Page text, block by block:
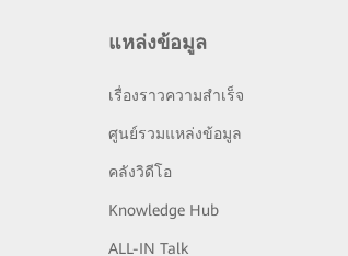
แหล่งข้อมูล
เรื่องราวความสำเร็จ
ศูนย์รวมแหล่งข้อมูล
คลังวิดีโอ
Knowledge Hub
ALL-IN Talk